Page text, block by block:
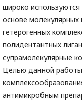
широко
основе
гетерогенных
полидентантных
супрамолекулярные
Целью данной работы
антимикробным